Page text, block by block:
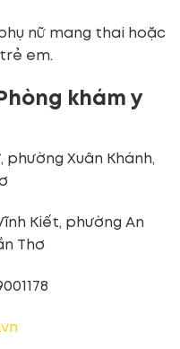
nữ mang thai hoặc
em.
khám y
phường Xuân Khánh,
Kiết, phường An
Thơ